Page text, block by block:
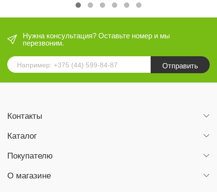
Нужна консультация? Оставьте номер и мы
перезвоним.
Отправить
Контакты
Каталог
Покупателю
О магазине